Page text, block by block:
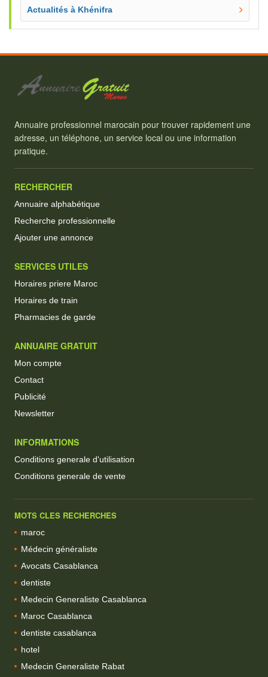
Actualités à Khénifra
Annuaire professionnel marocain pour trouver rapidement une
adresse, un téléphone, un service local ou une information
pratique.
RECHERCHER
Annuaire alphabétique
Recherche professionnelle
Ajouter une annonce
SERVICES UTILES
Horaires priere Maroc
Horaires de train
Pharmacies de garde
ANNUAIRE GRATUIT
Mon compte
Contact
Publicité
Newsletter
INFORMATIONS
Conditions generale d'utilisation
Conditions generale de vente
MOTS CLES RECHERCHES
maroc
Médecin généraliste
Avocats Casablanca
dentiste
Medecin Generaliste Casablanca
Maroc Casablanca
dentiste casablanca
hotel
Medecin Generaliste Rabat